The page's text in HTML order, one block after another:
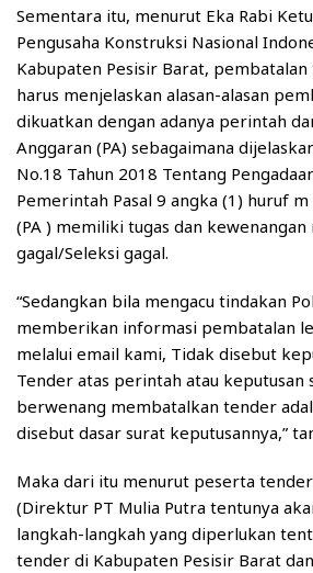
Sementara itu, menurut Eka Rabi
Pengusaha Konstruksi Nasional
Kabupaten Pesisir Barat,
harus menjelaskan alasan-alasan
dikuatkan dengan adanya perintah
Anggaran (PA) sebagaimana
No.18 Tahun 2018 Tentang
Pemerintah Pasal 9 angka (1) huruf
(PA ) memiliki tugas dan
gagal/Seleksi gagal.
“Sedangkan bila mengacu tindakan
memberikan informasi pembatalan
melalui email kami, Tidak disebut
Tender atas perintah atau keputusan
berwenang membatalkan tender
disebut dasar surat keputusannya,”
Maka dari itu menurut peserta
(Direktur PT Mulia Putra tentunya
langkah-langkah yang diperlukan
tender di Kabupaten Pesisir Barat